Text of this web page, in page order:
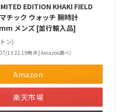
EDITION KHAKI FIELD
チック ウォッチ 腕時計
メンズ [並行輸入品]
ン)
13 22:19時点 | Amazon調べ）
Amazon
楽天市場